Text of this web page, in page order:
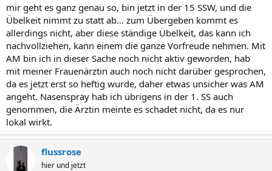
mir geht es ganz genau so, bin jetzt in der 15 SSW, und die
Übelkeit nimmt zu statt ab... zum Übergeben kommt es
allerdings nicht, aber diese ständige Übelkeit, das kann ich
nachvollziehen, kann einem die ganze Vorfreude nehmen. Mit
AM bin ich in dieser Sache noch nicht aktiv geworden, hab
mit meiner Frauenärztin auch noch nicht darüber gesprochen,
da es jetzt erst so heftig wurde, daher etwas unsicher was AM
angeht. Nasenspray hab ich übrigens in der 1. SS auch
genommen, die Ärztin meinte es schadet nicht, da es nur
lokal wirkt.
flussrose
hier und jetzt